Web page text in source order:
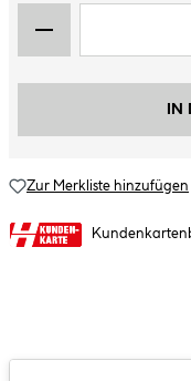
Zur Merkliste hinzufügen